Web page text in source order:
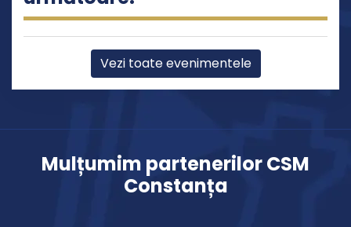
Vezi toate evenimentele
Mulțumim partenerilor CSM
Constanța